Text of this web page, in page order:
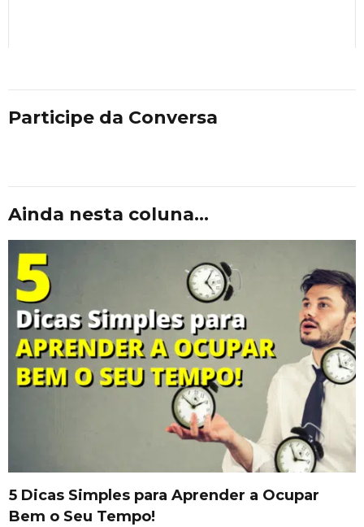
Participe da Conversa
Ainda nesta coluna...
5 Dicas Simples para Aprender a Ocupar
Bem o Seu Tempo!